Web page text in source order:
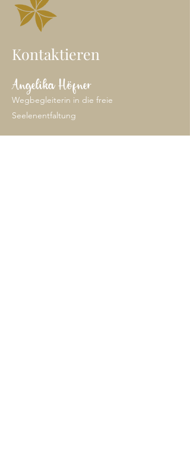
Kontaktieren
Angelika Höfner
Wegbegleiterin in die freie
Seelenentfaltung